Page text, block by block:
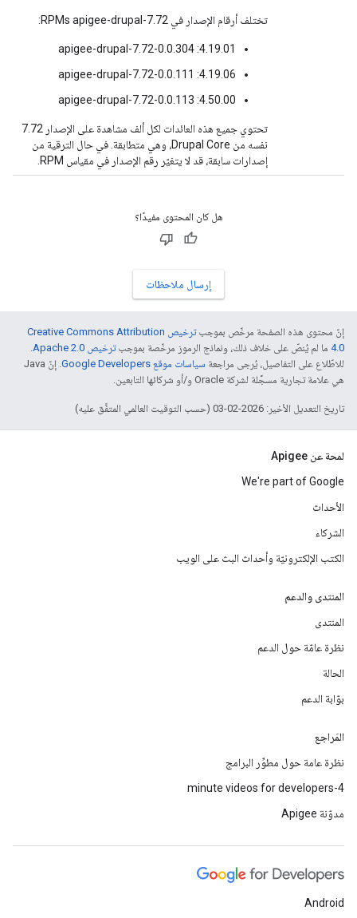
تختلف أرقام الإصدار في RPMs apigee-drupal-7.72:
4.19.01: apigee-drupal-7.72-0.0.304
4.19.06: apigee-drupal-7.72-0.0.111
4.50.00: apigee-drupal-7.72-0.0.113
تحتوي جميع هذه العائدات لكل ألف مشاهدة على الإصدار 7.72
نفسه من Drupal Core، وهي متطابقة. في حال الترقية من
إصدارات سابقة، قد لا يتغيّر رقم الإصدار في مقياس RPM.
هل كان المحتوى مفيدًا؟
إرسال ملاحظات
إنّ محتوى هذه الصفحة مرخّص بموجب
ترخيص Creative Commons Attribution
4.0‏ ما لم يُنصّ على خلاف ذلك، ونماذج الرموز مرخّصة بموجبترخيص Apache 2.0‏
.
للاطّلاع على التفاصيل، يُرجى مراجعة سياسات موقع Google Developers‏
. إنّ Java
هي علامة تجارية مسجَّلة لشركة Oracle و/أو شركائها التابعين.
تاريخ التعديل الأخير: 2026-02-03 (حسب التوقيت العالمي المتفَّق عليه)
لمحة عن Apigee
We're part of Google
الأحداث
الشركاء
الكتب الإلكترونيّة وأحداث البث على الويب
المنتدى والدعم
المنتدى
نظرة عامّة حول الدعم
الحالة
بوّابة الدعم
المَراجع
نظرة عامة حول مطوِّر البرامج
4-minute videos for developers
مدوّنة Apigee
Android